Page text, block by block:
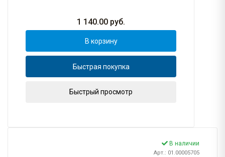
1 140.00 руб.
В корзину
Быстрая покупка
Быстрый просмотр
В наличии
Арт.: 01.00005705